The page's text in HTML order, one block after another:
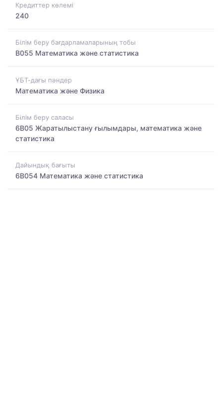
Кредиттер көлемі
240
Білім беру бағдарламаларының тобы
B055 Математика және статистика
ҰБТ-дағы пәндер
Математика және Физика
Білім беру саласы
6B05 Жаратылыстану ғылымдары, математика және
статистика
Дайындық бағыты
6B054 Математика және статистика